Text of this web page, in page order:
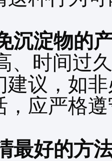
沉淀物的
、时间过
建议，如
，应严格
最好的方